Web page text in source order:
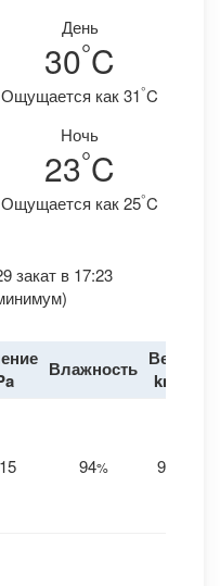
День
30°C
Ощущается как 31°C
Ночь
23°C
Ощущается как 25°C
закат в 17:23
Влажность Ветер
km/h
94% 9